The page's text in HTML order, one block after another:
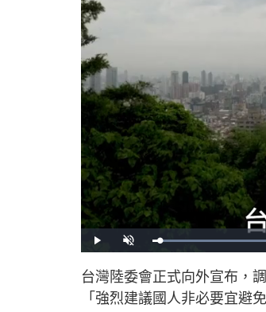
P
l
y
U
n
t
e
L
o
e
d
:
3
0
台灣陸委會正式向外宣布，
「強烈建議國人非必要宜避